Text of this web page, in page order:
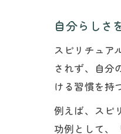
自分らしさ
スピリチュア
されず、自分
ける習慣を持
例えば、スピ
功例として、